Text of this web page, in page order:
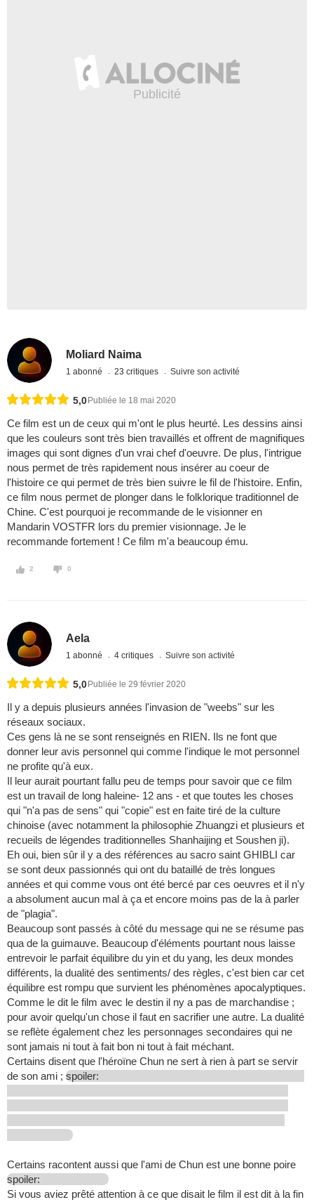
Moliard Naima
1 abonné 23 critiques Suivre son activité
5,0 Publiée le 18 mai 2020
Ce film est un de ceux qui m'ont le plus heurté. Les dessins ainsi
que les couleurs sont très bien travaillés et offrent de magnifiques
images qui sont dignes d'un vrai chef d'oeuvre. De plus, l'intrigue
nous permet de très rapidement nous insérer au coeur de
l'histoire ce qui permet de très bien suivre le fil de l'histoire. Enfin,
ce film nous permet de plonger dans le folklorique traditionnel de
Chine. C'est pourquoi je recommande de le visionner en
Mandarin VOSTFR lors du premier visionnage. Je le
recommande fortement ! Ce film m'a beaucoup ému.
2 0
Aela
1 abonné 4 critiques Suivre son activité
5,0 Publiée le 29 février 2020
Il y a depuis plusieurs années l'invasion de "weebs" sur les
réseaux sociaux.
Ces gens là ne se sont renseignés en RIEN. Ils ne font que
donner leur avis personnel qui comme l'indique le mot personnel
ne profite qu'à eux.
Il leur aurait pourtant fallu peu de temps pour savoir que ce film
est un travail de long haleine- 12 ans - et que toutes les choses
qui "n'a pas de sens" qui "copie" est en faite tiré de la culture
chinoise (avec notamment la philosophie Zhuangzi et plusieurs et
recueils de légendes traditionnelles Shanhaijing et Soushen ji).
Eh oui, bien sûr il y a des références au sacro saint GHIBLI car
se sont deux passionnés qui ont du bataillé de très longues
années et qui comme vous ont été bercé par ces oeuvres et il n'y
a absolument aucun mal à ça et encore moins pas de la à parler
de "plagia".
Beaucoup sont passés à côté du message qui ne se résume pas
qua de la guimauve. Beaucoup d'éléments pourtant nous laisse
entrevoir le parfait équilibre du yin et du yang, les deux mondes
différents, la dualité des sentiments/ des règles, c'est bien car cet
équilibre est rompu que survient les phénomènes apocalyptiques.
Comme le dit le film avec le destin il ny a pas de marchandise ;
pour avoir quelqu'un chose il faut en sacrifier une autre. La dualité
se reflète également chez les personnages secondaires qui ne
sont jamais ni tout à fait bon ni tout à fait méchant.
Certains disent que l'héroïne Chun ne sert à rien à part se servir
de son ami ; spoiler:
Certains racontent aussi que l'ami de Chun est une bonne poire
spoiler:
Si vous aviez prêté attention à ce que disait le film il est dit à la fin